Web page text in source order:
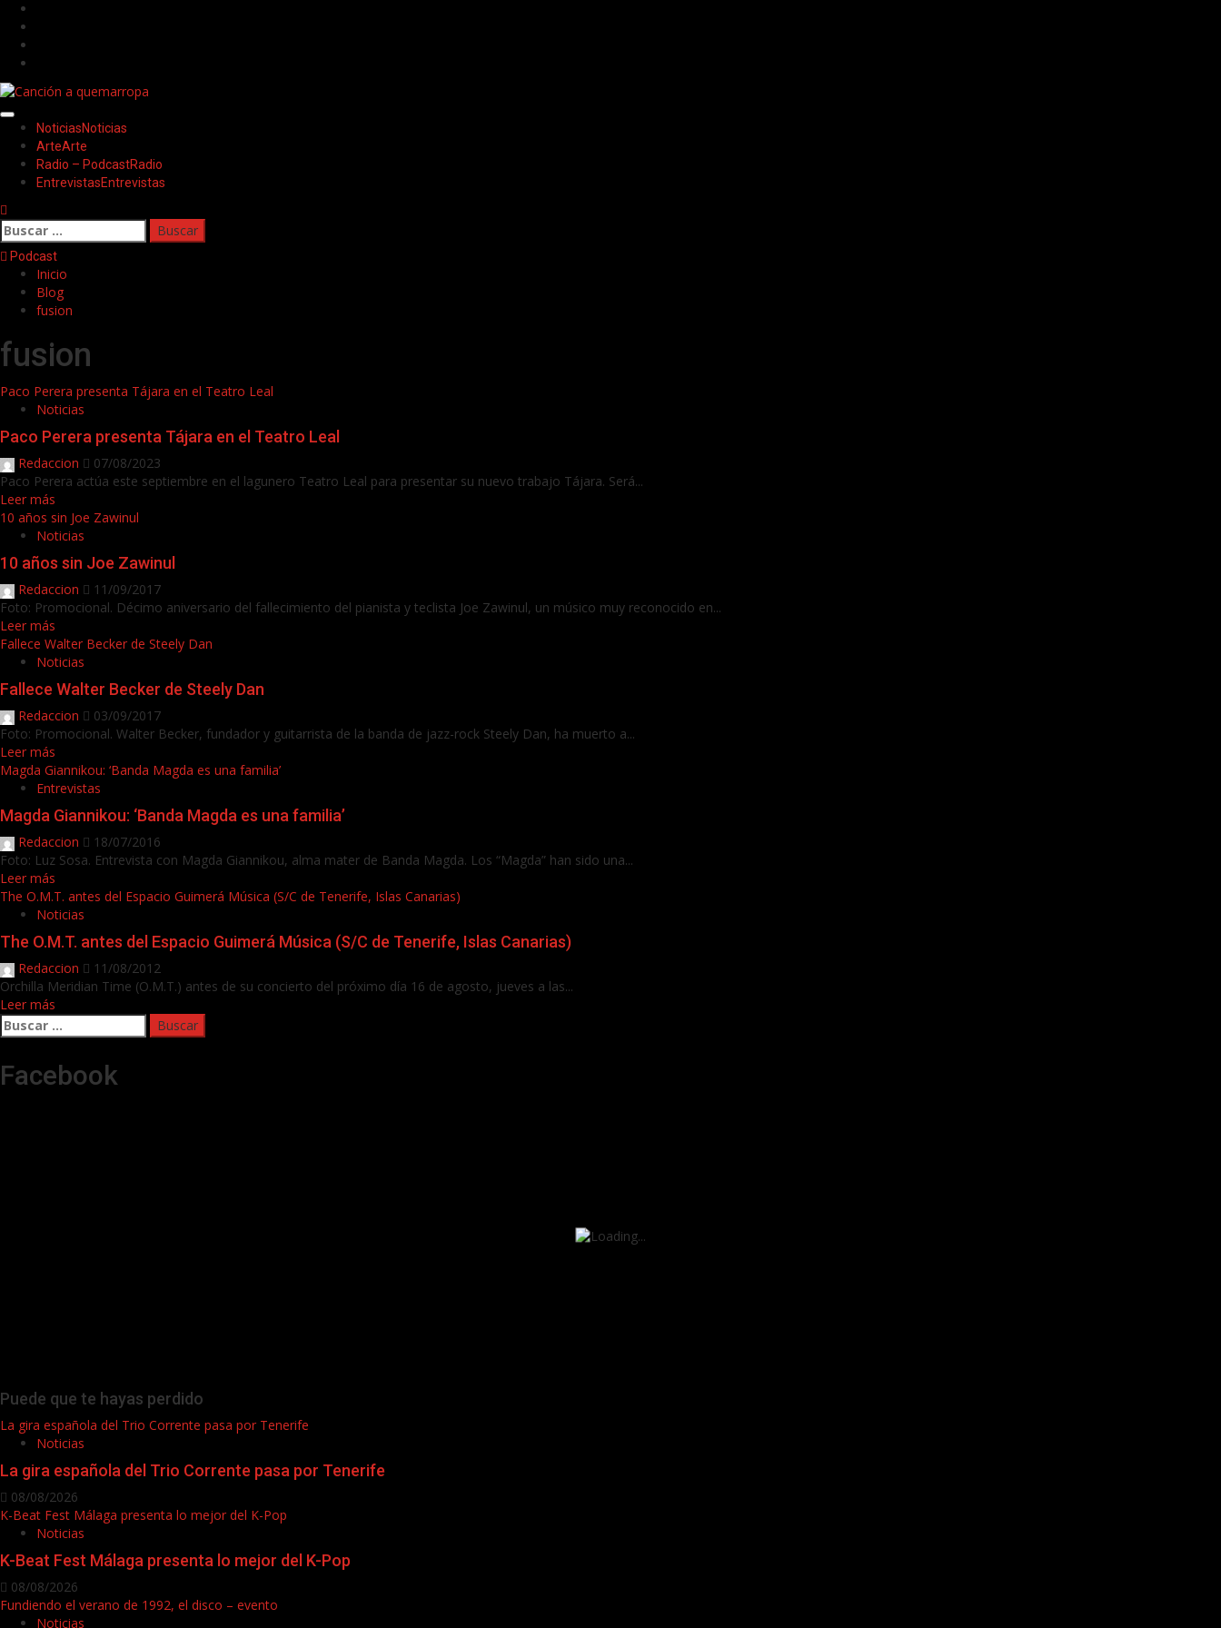
Saltar
contenido
Menú
principal
NoticiasNoticias
ArteArte
Radio – PodcastRadio
EntrevistasEntrevistas
Buscar:
Podcast
Inicio
Blog
fusion
fusion
Paco Perera presenta Tájara en el Teatro Leal
Noticias
Paco Perera presenta Tájara en el Teatro Leal
Redaccion
07/08/2023
Paco Perera actúa este septiembre en el lagunero Teatro Leal para presentar su nuevo trabajo Tájara. Será...
Leer más
10 años sin Joe Zawinul
Noticias
10 años sin Joe Zawinul
Redaccion
11/09/2017
Foto: Promocional. Décimo aniversario del fallecimiento del pianista y teclista Joe Zawinul, un músico muy reconocido en...
Leer más
Fallece Walter Becker de Steely Dan
Noticias
Fallece Walter Becker de Steely Dan
Redaccion
03/09/2017
Foto: Promocional. Walter Becker, fundador y guitarrista de la banda de jazz-rock Steely Dan, ha muerto a...
Leer más
Magda Giannikou: ‘Banda Magda es una familia’
Entrevistas
Magda Giannikou: ‘Banda Magda es una familia’
Redaccion
18/07/2016
Foto: Luz Sosa. Entrevista con Magda Giannikou, alma mater de Banda Magda. Los “Magda” han sido una...
Leer más
The O.M.T. antes del Espacio Guimerá Música (S/C de Tenerife, Islas Canarias)
Noticias
The O.M.T. antes del Espacio Guimerá Música (S/C de Tenerife, Islas Canarias)
Redaccion
11/08/2012
Orchilla Meridian Time (O.M.T.) antes de su concierto del próximo día 16 de agosto, jueves a las...
Leer más
Buscar:
Facebook
Puede que te hayas perdido
La gira española del Trio Corrente pasa por Tenerife
Noticias
La gira española del Trio Corrente pasa por Tenerife
08/08/2026
K-Beat Fest Málaga presenta lo mejor del K-Pop
Noticias
K-Beat Fest Málaga presenta lo mejor del K-Pop
08/08/2026
Fundiendo el verano de 1992, el disco – evento
Noticias